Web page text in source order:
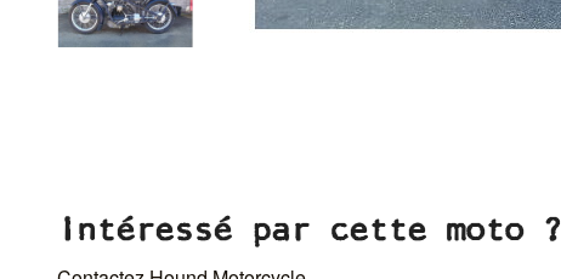
Intéressé par cette moto ?